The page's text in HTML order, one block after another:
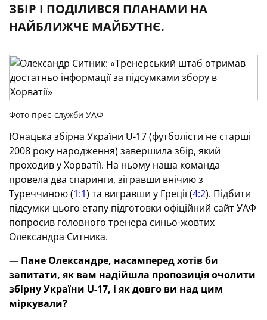
ЗБІР І ПОДІЛИВСЯ ПЛАНАМИ НА
НАЙБЛИЖЧЕ МАЙБУТНЄ.
Фото прес-служби УАФ
Юнацька збірна України U-17 (футболісти не старші
2008 року народження) завершила збір, який
проходив у Хорватії. На ньому наша команда
провела два спаринги, зігравши внічию з
Туреччиною (1:1) та вигравши у Греції (4:2). Підбити
підсумки цього етапу підготовки офіційний сайт УАФ
попросив головного тренера синьо-жовтих
Олександра Ситника.
— Пане Олександре, насамперед хотів би
запитати, як вам надійшла пропозиція очолити
збірну України U-17, і як довго ви над цим
міркували?